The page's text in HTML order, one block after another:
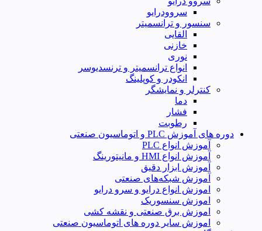
سروودرایو
سنسور و ترانسمیتر
القایی
خازنی
نوری
انواع ترانسمیتر و ترنسدیوسر
انکودر و کوپلینگ
کنترلر و نمایشگر
دما
فشار
رطوبت
دوره های آموزش PLC و اتوماسیون صنعتی
آموزش انواع PLC
آموزش انواع HMI و مانیتورینگ
آموزش ابزار دقیق
آموزش شبکه‌های صنعتی
اموزش انواع درایو و سرو درایو
اموزش سنسوریک
اموزش برق صنعتی و نقشه کشی
اموزش سایر دوره های اتوماسیون صنعتی